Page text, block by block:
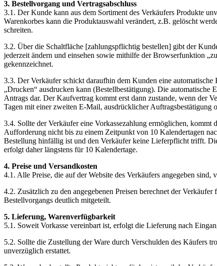
3. Bestellvorgang und Vertragsabschluss
3.1. Der Kunde kann aus dem Sortiment des Verkäufers Produkte
Warenkorbes kann die Produktauswahl verändert, z.B. gelöscht
schreiten.
3.2. Über die Schaltfläche [zahlungspflichtig bestellen] gibt der
jederzeit ändern und einsehen sowie mithilfe der Browserfunktion
gekennzeichnet.
3.3. Der Verkäufer schickt daraufhin dem Kunden eine
„Drucken“ ausdrucken kann (Bestellbestätigung). Die
Antrags dar. Der Kaufvertrag kommt erst dann zustande, wenn der
Tagen mit einer zweiten E-Mail, ausdrücklicher Auftragsbestätigung
3.4. Sollte der Verkäufer eine Vorkassezahlung ermöglichen,
Aufforderung nicht bis zu einem Zeitpunkt von 10 Kalendertagen
Bestellung hinfällig ist und den Verkäufer keine Lieferpflicht trifft.
erfolgt daher längstens für 10 Kalendertage.
4. Preise und Versandkosten
4.1. Alle Preise, die auf der Website des Verkäufers angegeben
4.2. Zusätzlich zu den angegebenen Preisen berechnet der
Bestellvorgangs deutlich mitgeteilt.
5. Lieferung, Warenverfügbarkeit
5.1. Soweit Vorkasse vereinbart ist, erfolgt die Lieferung nach
5.2. Sollte die Zustellung der Ware durch Verschulden des Käufers
unverzüglich erstattet.